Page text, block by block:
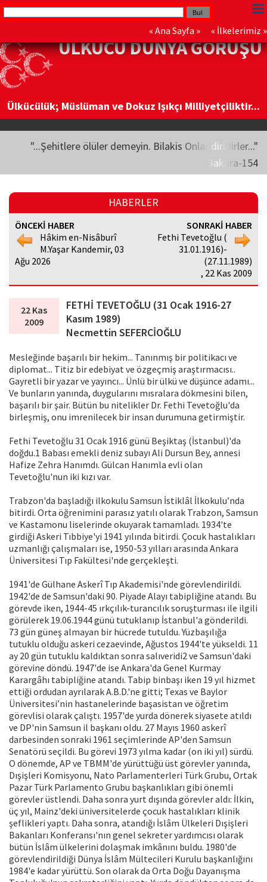
« Ana Sayfa » « İlkelerimiz »
ÜLKÜCÜ DÜNYA GÖRÜŞÜ
Ülkücülük; Müslüman ve Dokuz Işıkçı Milliyetçiliktir...
"...Şehitlere ölüler demeyin. Bilakis Onlar diridirler..."
Bakara-154
HABERLER
ÖNCEKİ HABER
Hâkim en-Nisâburî
M.Yaşar Kandemir, 03
Ağu 2026
SONRAKİ HABER
Fethi Tevetoğlu (
31.01.1916)-
(27.11.1989)
, 22 Kas 2009
22 Kas
2009
FETHİ TEVETOĞLU (31 Ocak 1916-27
Kasım 1989)
Necmettin SEFERCİOĞLU
Mesleğinde başarılı bir hekim... Tanınmış bir politikacı ve
diplomat... Titiz bir edebiyat ve özgeçmiş araştırmacısı..
Gayretli bir yazar ve yayıncı... Ünlü bir ülkü ve düşünce adamı...
Ve bunların yanında, duygularını mısralara dökmesini bilen,
başarılı bir şair. Bütün bu nitelikler Dr. Fethi Tevetoğlu'da
birleşmiş, onu imrenilecek bir in­san durumuna getirmiştir.
Fethi Tevetoğlu 31 Ocak 1916 günü Beşiktaş (İstan­bul)'da
doğdu.1 Babası emekli deniz subayı Ali Dursun Bey, annesi
Hafize Zehra Hanımdı. Gülcan Hanımla evli olan
Tevetoğlu'nun iki kızı var.
Trabzon'da başladığı ilkokulu Samsun İstiklâl İlkokulu’nda
bitirdi. Orta öğrenimini parasız yatılı olarak Trabzon, Samsun
ve Kastamonu liselerinde okuyarak tamam­ladı. 1934'te
girdiği Askeri Tıbbiye'yi 1941 yılında bitirdi. Çocuk hastalıkları
uzmanlığı çalışmaları ise, 1950-53 yılları arasında Ankara
Üniversitesi Tıp Fakültesi'nde gerçekleşti.
1941'de Gülhane Askerî Tıp Akademisi'nde görevlen­dirildi.
1942'de de Samsun'daki 90. Piyade Alayı tabipli­ğine atandı. Bu
görevde iken, 1944-45 ırkçılık-turancılık soruşturması ile ilgili
görülerek 19.06.1944 günü tutuk­lanıp İstanbul'a gönderildi.
73 gün güneş almayan bir hücrede tutuldu. Yüzbaşılığa
tutuklu olduğu askeri cezaevinde, Ağustos 1944'te yükseldi. 11
ay 20 gün tutuklu kaldıktan sonra salıveridi2 ve Samsun'daki
görevine döndü. 1947'de ise Ankara'da Genel Kurmay
Karargâhı tabipliğine atandı. Tabip binbaşı iken 19 yıl hizmet
ettiği ordudan ayrılarak A.B.D.'ne gitti; Texas ve Baylor
Üniver­sitesi’nin hastanelerinde başasistan ve öğretim
görevli­si olarak çalıştı. 1957'de yurda dönerek siyasete atıldı
ve DP'nin Samsun il başkanı oldu. 27 Mayıs 1960 askerî
darbesinden sonraki 1961 seçimlerinde AP'den Samsun
Senatörü seçildi. Bu görevi 1973 yılma kadar (on iki yıl) sürdü.
O dönemde, AP ve TBMM'de yürüttüğü üst görev­ler yanında,
Dışişleri Komisyonu, Nato Parlamenterleri Türk Grubu, Ortak
Pazar Türk Parlamento Grubu baş­kanlıkları gibi önemli
görevler üstlendi. Daha sonra yurt dışında görevler aldı: İlkin,
üç yıl, Mainz'deki üniversite­lerde çocuk hastalıkları klinik
şeflikleri yaptı. Daha sonra, atandığı İslâm Ülkeleri Dışişleri
Bakanları Konferansı'nın genel sekreter yardımcısı olarak
bütün İslâm ülkelerini dolaşmak imkânını buldu. 1980'de
görevlendirildiği Dünya İslâm Mültecileri Kurulu başkanlığını
1984'e ka­dar yürüttü. Son olarak da Orta Doğu Dayanışma